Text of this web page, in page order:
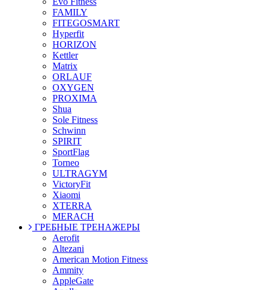
FAMILY
FITEGOSMART
Hyperfit
HORIZON
Kettler
Matrix
ORLAUF
OXYGEN
PROXIMA
Shua
Sole Fitness
Schwinn
SPIRIT
SportFlag
Torneo
ULTRAGYM
VictoryFit
Xiaomi
XTERRA
MERACH
ГРЕБНЫЕ ТРЕНАЖЕРЫ
Aerofit
Altezani
American Motion Fitness
Ammity
AppleGate